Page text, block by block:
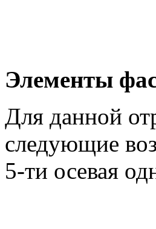
Элементы
Для данной
следующие
5-ти осевая